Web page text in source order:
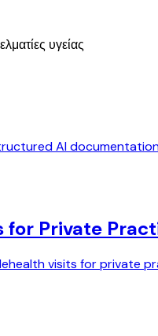
υγείας
AI
for Private
visits for private